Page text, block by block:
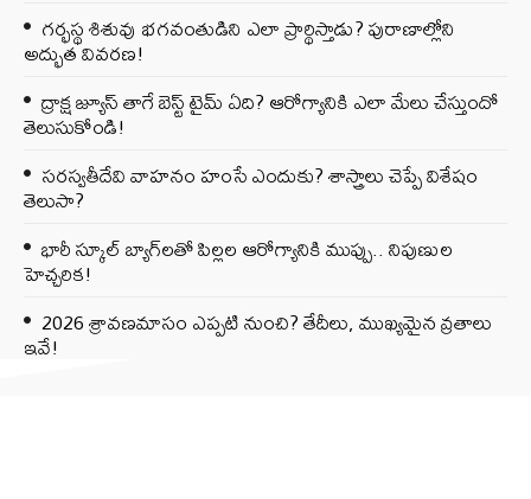
గర్భస్థ శిశువు భగవంతుడిని ఎలా ప్రార్థిస్తాడు? పురాణాల్లోని
అద్భుత వివరణ!
ద్రాక్ష జ్యూస్ తాగే బెస్ట్ టైమ్ ఏది? ఆరోగ్యానికి ఎలా మేలు చేస్తుందో
తెలుసుకోండి!
సరస్వతీదేవి వాహనం హంసే ఎందుకు? శాస్త్రాలు చెప్పే విశేషం
తెలుసా?
భారీ స్కూల్ బ్యాగ్‌లతో పిల్లల ఆరోగ్యానికి ముప్పు.. నిపుణుల
హెచ్చరిక!
2026 శ్రావణమాసం ఎప్పటి నుంచి? తేదీలు, ముఖ్యమైన వ్రతాలు
ఇవే!